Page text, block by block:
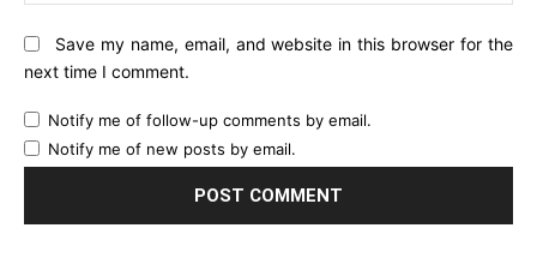
Save my name, email, and website in this browser for the
next time I comment.
Notify me of follow-up comments by email.
Notify me of new posts by email.